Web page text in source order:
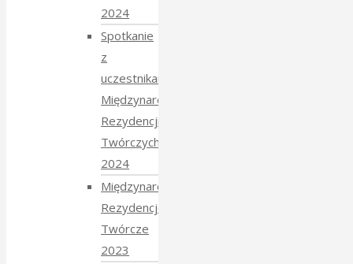
2024
Spotkanie
z
uczestnikami
Międzynarodowych
Rezydencji
Twórczych
2024
Międzynarodowe
Rezydencje
Twórcze
2023